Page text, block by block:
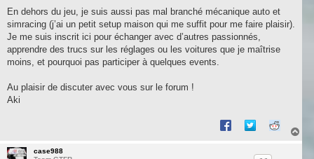
En dehors du jeu, je suis aussi pas mal branché mécanique auto et
simracing (j’ai un petit setup maison qui me suffit pour me faire plaisir).
Je me suis inscrit ici pour échanger avec d’autres passionnés,
apprendre des trucs sur les réglages ou les voitures que je maîtrise
moins, et pourquoi pas participer à quelques events.
Au plaisir de discuter avec vous sur le forum !
Aki
case988